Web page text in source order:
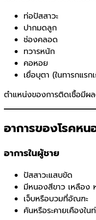
ท่อปัสสาวะ
ปากมดลูก
ช่องคลอด
ทวารหนัก
คอหอย
เยื่อบุตา (ในทารกแรก
ตำแหน่งของการติดเชื้อมีผ
อาการของโรคห
อาการในผู้ชาย
ปัสสาวะแสบขัด
มีหนองสีขาว เหลือง
เจ็บหรือบวมที่อัณฑะ
คันหรือระคายเคืองใน